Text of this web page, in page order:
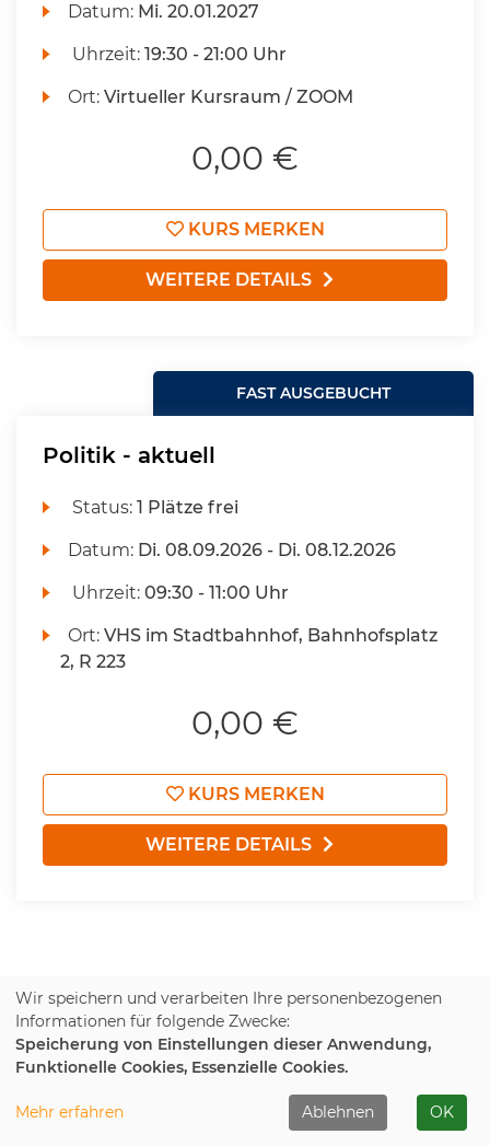
Datum: Mi. 20.01.2027
Uhrzeit:19:30 - 21:00 Uhr
Ort:Virtueller Kursraum / ZOOM
0,00 €
KURS MERKEN
WEITERE DETAILS
FAST AUSGEBUCHT
Politik - aktuell
Status:1 Plätze frei
Datum: Di. 08.09.2026 - Di. 08.12.2026
Uhrzeit:09:30 - 11:00 Uhr
Ort:VHS im Stadtbahnhof, Bahnhofsplatz
2, R 223
0,00 €
KURS MERKEN
WEITERE DETAILS
1 2 3 4 5
Gesellschaft
Wir speichern und verarbeiten Ihre personenbezogenen
Informationen für folgende Zwecke:
Speicherung von Einstellungen dieser Anwendung,
Funktionelle Cookies, Essenzielle Cookies.
Mehr erfahren Ablehnen OK